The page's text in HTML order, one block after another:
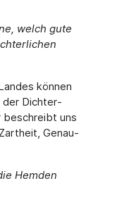
welch gute
können
der Dichter­
beschreibt uns
Genau­
Hemden